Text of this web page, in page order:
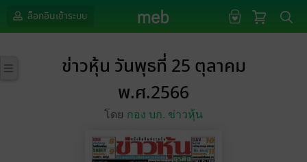
ล็อกอินเข้าระบบ
ข่าวหุ้น วันพุธที่ 25 ตุลาคม
พ.ศ.2566
โดย กอง บก. ข่าวหุ้น